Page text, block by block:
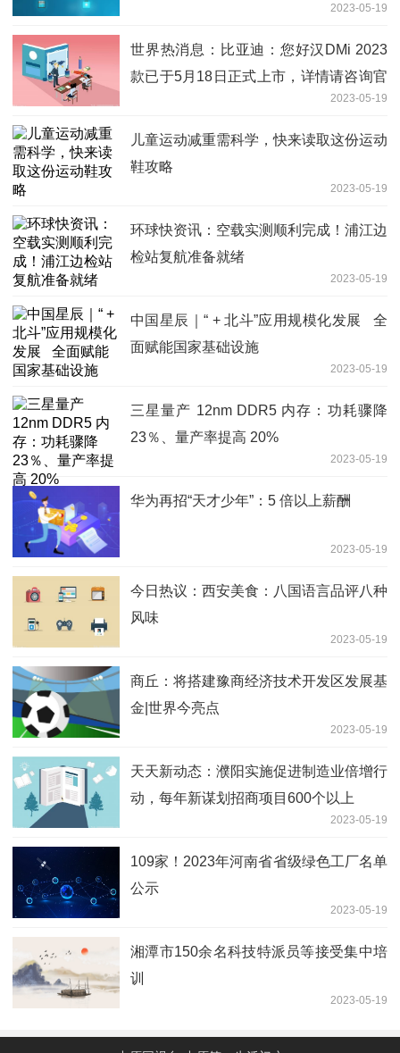
2023-05-19
世界热消息：比亚迪：您好汉DMi 2023
款已于5月18日正式上市，详情请咨询官
2023-05-19
儿童运动减重需科学，快来读取这份运动
鞋攻略
2023-05-19
环球快资讯：空载实测顺利完成！浦江边
检站复航准备就绪
2023-05-19
中国星辰｜“ + 北斗”应用规模化发展 全
面赋能国家基础设施
2023-05-19
三星量产 12nm DDR5 内存：功耗骤降
23％、量产率提高 20%
2023-05-19
华为再招“天才少年”：5 倍以上薪酬
2023-05-19
今日热议：西安美食：八国语言品评八种
风味
2023-05-19
商丘：将搭建豫商经济技术开发区发展基
金|世界今亮点
2023-05-19
天天新动态：濮阳实施促进制造业倍增行
动，每年新谋划招商项目600个以上
2023-05-19
109家！2023年河南省省级绿色工厂名单
公示
2023-05-19
湘潭市150余名科技特派员等接受集中培
训
2023-05-19